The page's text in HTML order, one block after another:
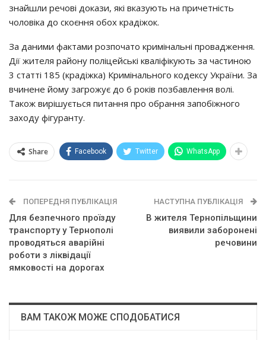
знайшли речові докази, які вказують на причетність
чоловіка до скоєння обох крадіжок.
За даними фактами розпочато кримінальні провадження.
Дії жителя району поліцейські кваліфікують за частиною
3 статті 185 (крадіжка) Кримінального кодексу України. За
вчинене йому загрожує до 6 років позбавлення волі.
Також вирішується питання про обрання запобіжного
заходу фігуранту.
Share Facebook Twitter WhatsApp
ПОПЕРЕДНЯ ПУБЛІКАЦІЯ
Для безпечного проїзду
транспорту у Тернополі
проводяться аварійні
роботи з ліквідації
ямковості на дорогах
НАСТУПНА ПУБЛІКАЦІЯ
В жителя Тернопільщини
виявили заборонені
речовини
ВАМ ТАКОЖ МОЖЕ СПОДОБАТИСЯ